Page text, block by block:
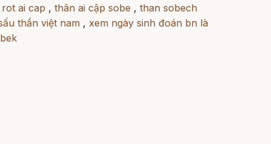
ai cap , thân ai cập sobe , than sobech
thần việt nam , xem ngày sinh đoán bn là